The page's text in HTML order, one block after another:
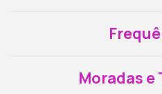
Moradas e